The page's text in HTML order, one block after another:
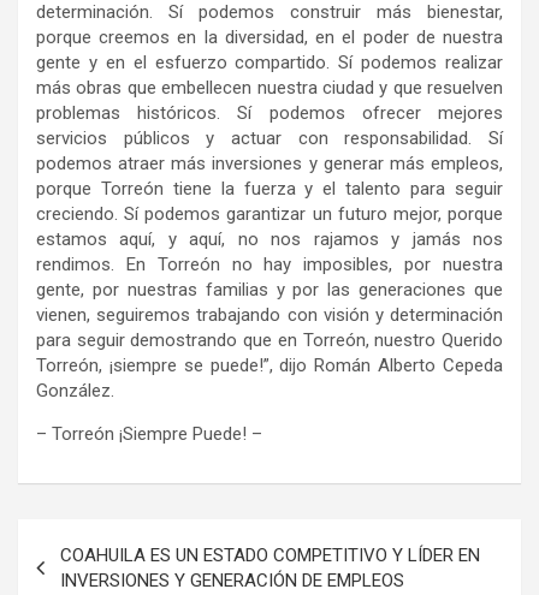
determinación. Sí podemos construir más bienestar,
porque creemos en la diversidad, en el poder de nuestra
gente y en el esfuerzo compartido. Sí podemos realizar
más obras que embellecen nuestra ciudad y que resuelven
problemas históricos. Sí podemos ofrecer mejores
servicios públicos y actuar con responsabilidad. Sí
podemos atraer más inversiones y generar más empleos,
porque Torreón tiene la fuerza y el talento para seguir
creciendo. Sí podemos garantizar un futuro mejor, porque
estamos aquí, y aquí, no nos rajamos y jamás nos
rendimos. En Torreón no hay imposibles, por nuestra
gente, por nuestras familias y por las generaciones que
vienen, seguiremos trabajando con visión y determinación
para seguir demostrando que en Torreón, nuestro Querido
Torreón, ¡siempre se puede!”, dijo Román Alberto Cepeda
González.
– Torreón ¡Siempre Puede! –
de
COAHUILA ES UN ESTADO COMPETITIVO Y LÍDER EN
INVERSIONES Y GENERACIÓN DE EMPLEOS